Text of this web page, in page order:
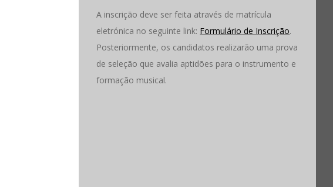
A inscrição deve ser feita através de matrícula
eletrónica no seguinte link: Formulário de Inscrição.
Posteriormente, os candidatos realizarão uma prova
de seleção que avalia aptidões para o instrumento e
formação musical.